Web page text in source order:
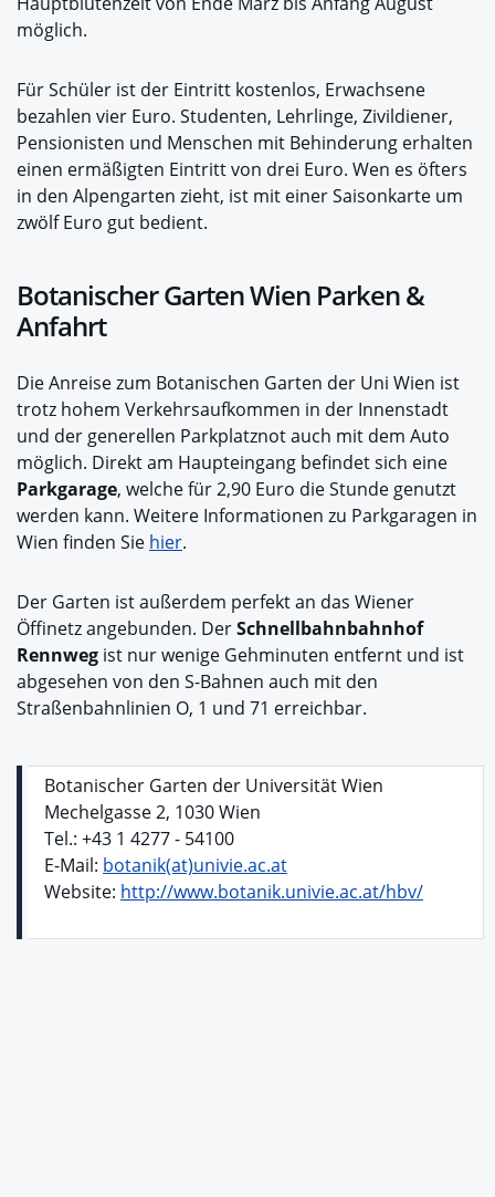
möglich.
Für Schüler ist der Eintritt kostenlos, Erwachsene
bezahlen vier Euro. Studenten, Lehrlinge, Zivildiener,
Pensionisten und Menschen mit Behinderung erhalten
einen ermäßigten Eintritt von drei Euro. Wen es öfters
in den Alpengarten zieht, ist mit einer Saisonkarte um
zwölf Euro gut bedient.
Botanischer Garten Wien Parken &
Anfahrt
Die Anreise zum Botanischen Garten der Uni Wien ist
trotz hohem Verkehrsaufkommen in der Innenstadt
und der generellen Parkplatznot auch mit dem Auto
möglich. Direkt am Haupteingang befindet sich eine
Parkgarage, welche für 2,90 Euro die Stunde genutzt
werden kann. Weitere Informationen zu Parkgaragen in
Wien finden Sie hier.
Der Garten ist außerdem perfekt an das Wiener
Öffinetz angebunden. DerSchnellbahnbahnhof
Rennweg ist nur wenige Gehminuten entfernt und ist
abgesehen von den S-Bahnen auch mit den
Straßenbahnlinien O, 1 und 71 erreichbar.
Botanischer Garten der Universität Wien
Mechelgasse 2, 1030 Wien
Tel.: +43 1 4277 - 54100
E-Mail: botanik(at)univie.ac.at
Website: http://www.botanik.univie.ac.at/hbv/